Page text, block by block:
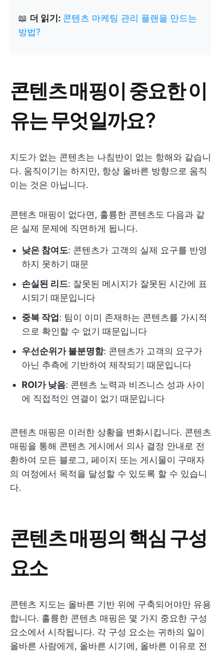
📖 더 읽기: 콘텐츠 마케팅 관리 플랜을 만드는
방법?
콘텐츠 매핑이 중요한 이
유는 무엇일까요?
지도가 없는 콘텐츠는 나침반이 없는 항해와 같습니
다. 움직이기는 하지만, 항상 올바른 방향으로 움직
이는 것은 아닙니다.
콘텐츠 매핑이 없다면, 훌륭한 콘텐츠도 다음과 같
은 실제 문제에 직면하게 됩니다.
낮은 참여도: 콘텐츠가 고객의 실제 요구를 반영
하지 못하기 때문
손실된 리드: 잘못된 메시지가 잘못된 시간에 표
시되기 때문입니다
중복 작업 : 팀이 이미 존재하는 콘텐츠를 가시적
으로 확인할 수 없기 때문입니다
우선순위가 불분명함: 콘텐츠가 고객의 요구가
아닌 추측에 기반하여 제작되기 때문입니다
ROI가 낮음: 콘텐츠 노력과 비즈니스 성과 사이
에 직접적인 연결이 없기 때문입니다
콘텐츠 매핑은 이러한 상황을 변화시킵니다. 콘텐츠
매핑을 통해 콘텐츠 게시에서 의사 결정 안내로 전
환하여 모든 블로그, 페이지 또는 게시물이 구매자
의 여정에서 목적을 달성할 수 있도록 할 수 있습니
다.
콘텐츠 매핑의 핵심 구성
요소
콘텐츠 지도는 올바른 기반 위에 구축되어야만 유용
합니다. 훌륭한 콘텐츠 매핑은 몇 가지 중요한 구성
요소에서 시작됩니다. 각 구성 요소는 귀하의 일이
올바른 사람에게, 올바른 시기에, 올바른 이유로 전